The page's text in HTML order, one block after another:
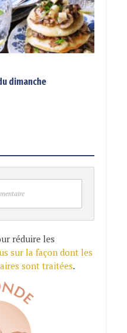
dimanche
réduire les
sur la façon dont les
sont traitées.